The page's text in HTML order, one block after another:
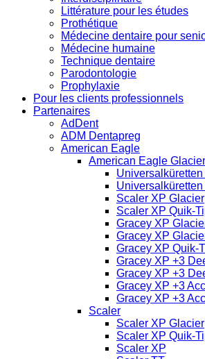
Littérature pour les études
Prothétique
Médecine dentaire pour
Médecine humaine
Technique dentaire
Parodontologie
Prophylaxie
Pour les clients professionnels
Partenaires
AdDent
ADM Dentapreg
American Eagle
American Eagle
Scaler XP Glacier
Scaler XP Quik-
Gracey XP
Gracey XP
Gracey XP Quik-
Gracey XP +3
Gracey XP +3
Gracey XP +3
Gracey XP +3
Scaler
Scaler XP Glacier
Scaler XP Quik-
Scaler XP